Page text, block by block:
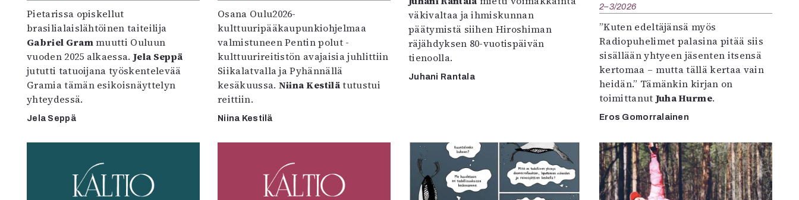
Pietarissa opiskellut
brasilialaislähtöinen taiteilija
Gabriel Grammuutti Ouluun
vuoden 2025 alkaessa.Jela Seppä
jututti tatuoijana työskentelevää
Gramia tämän esikoisnäyttelyn
yhteydessä.
Jela Seppä
Osana Oulu2026-
kulttuuripääkaupunkiohjelmaa
valmistuneen Pentin polut -
kulttuurireitistön avajaisia juhlittiin
Siikalatvalla ja Pyhännällä
kesäkuussa. Niina Kestilätutustui
reittiin.
Niina Kestilä
väkivaltaa ja ihmiskunnan
päätymistä siihen Hiroshiman
räjähdyksen 80-vuotispäivän
tienoolla.
Juhani Rantala
2–3/2026
”Kuten edeltäjänsä myös
Radiopuhelimet palasina pitää siis
sisällään yhtyeen jäsenten itsensä
kertomaa – mutta tällä kertaa vain
heidän.” Tämänkin kirjan on
toimittanut Juha Hurme.
Eros Gomorralainen